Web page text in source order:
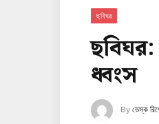
ছবিঘর
ধ্বংস
By ডেস্ক